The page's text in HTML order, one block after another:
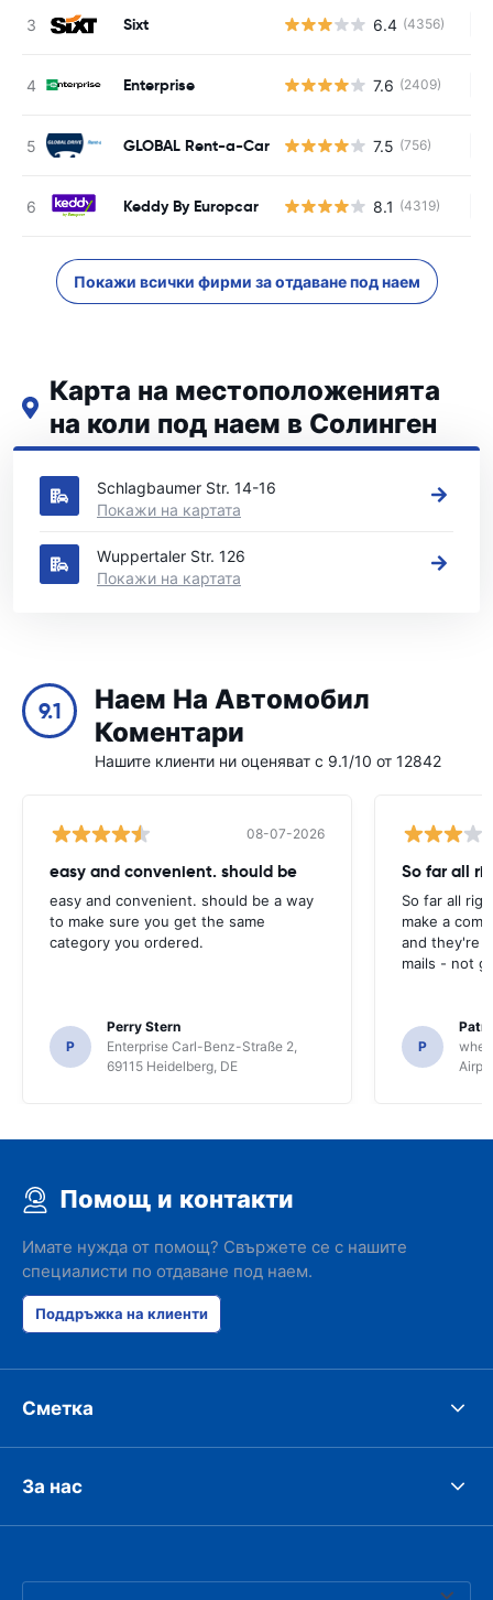
Sixt 6.4 (4356)
Enterprise 7.6 (2409)
GLOBAL Rent-a-Car 7.5 (756)
Keddy By Europcar 8.1 (4319)
Покажи всички фирми за отдаване под наем
Карта на местоположенията
на коли под наем в Солинген
Вижте нашите основни места за коли под наем в Солинген
Schlagbaumer Str. 14-16
Покажи на картата
Wuppertaler Str. 126
Покажи на картата
9.1
Наем На Автомобил
Коментари
Нашите клиенти ни оценяват с 9.1/10 от 12842
08-07-2026
easy and convenient. should be
easy and convenient. should be a way
to make sure you get the same
category you ordered.
P
Perry Stern
Enterprise Carl-Benz-Straße 2,
69115 Heidelberg, DE
So far all
So far all
make a
and they're
mails - not
P
Помощ и контакти
Имате нужда от помощ? Свържете се с нашите
специалисти по отдаване под наем.
Поддръжка на клиенти
Сметка
За нас